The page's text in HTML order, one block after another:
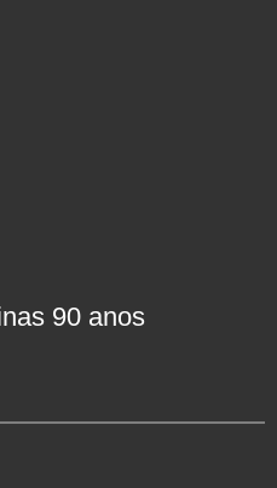
90 anos